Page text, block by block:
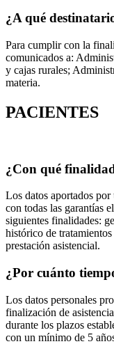
¿A qué
Para cumplir con la
comunicados a:
y cajas rurales;
materia.
PACIENTES
¿Con qué
Los datos aportados por
con todas las garantías
siguientes finalidades:
histórico de
prestación asistencial.
¿Por cuánto
Los datos personales
finalización de
durante los plazos
con un mínimo de 5